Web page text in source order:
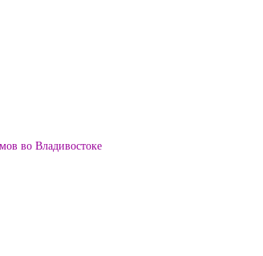
во Владивостоке